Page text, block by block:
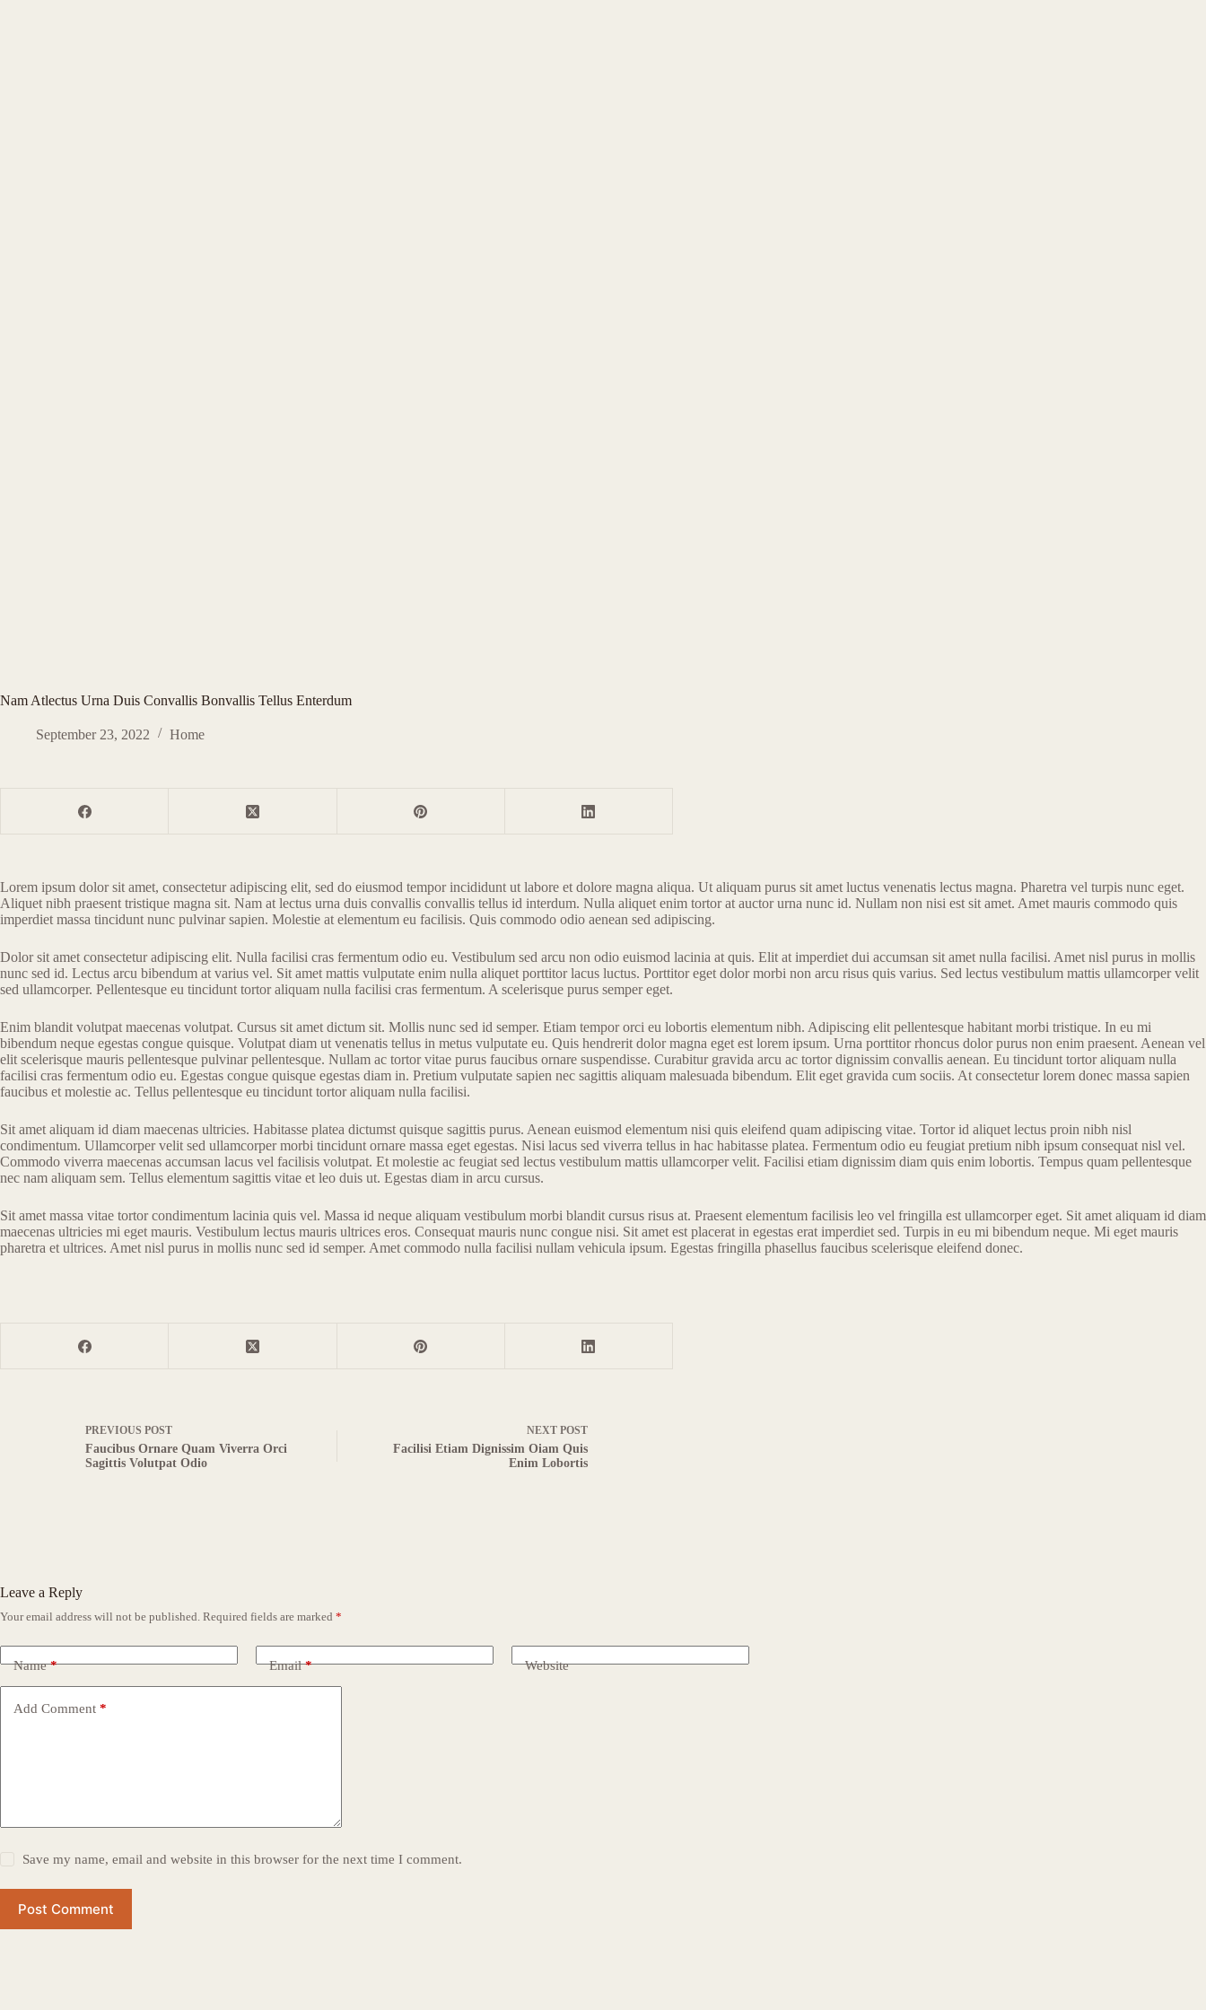
Nam Atlectus Urna Duis Convallis Bonvallis Tellus Enterdum
September 23, 2022 Home
Lorem ipsum dolor sit amet, consectetur adipiscing elit, sed do eiusmod tempor incididunt ut labore et dolore magna aliqua. Ut aliquam purus sit amet luctus venenatis lectus magna. Pharetra vel turpis nunc eget.
Aliquet nibh praesent tristique magna sit. Nam at lectus urna duis convallis convallis tellus id interdum. Nulla aliquet enim tortor at auctor urna nunc id. Nullam non nisi est sit amet. Amet mauris commodo quis
imperdiet massa tincidunt nunc pulvinar sapien. Molestie at elementum eu facilisis. Quis commodo odio aenean sed adipiscing.
Dolor sit amet consectetur adipiscing elit. Nulla facilisi cras fermentum odio eu. Vestibulum sed arcu non odio euismod lacinia at quis. Elit at imperdiet dui accumsan sit amet nulla facilisi. Amet nisl purus in mollis
nunc sed id. Lectus arcu bibendum at varius vel. Sit amet mattis vulputate enim nulla aliquet porttitor lacus luctus. Porttitor eget dolor morbi non arcu risus quis varius. Sed lectus vestibulum mattis ullamcorper velit
sed ullamcorper. Pellentesque eu tincidunt tortor aliquam nulla facilisi cras fermentum. A scelerisque purus semper eget.
Enim blandit volutpat maecenas volutpat. Cursus sit amet dictum sit. Mollis nunc sed id semper. Etiam tempor orci eu lobortis elementum nibh. Adipiscing elit pellentesque habitant morbi tristique. In eu mi
bibendum neque egestas congue quisque. Volutpat diam ut venenatis tellus in metus vulputate eu. Quis hendrerit dolor magna eget est lorem ipsum. Urna porttitor rhoncus dolor purus non enim praesent. Aenean vel
elit scelerisque mauris pellentesque pulvinar pellentesque. Nullam ac tortor vitae purus faucibus ornare suspendisse. Curabitur gravida arcu ac tortor dignissim convallis aenean. Eu tincidunt tortor aliquam nulla
facilisi cras fermentum odio eu. Egestas congue quisque egestas diam in. Pretium vulputate sapien nec sagittis aliquam malesuada bibendum. Elit eget gravida cum sociis. At consectetur lorem donec massa sapien
faucibus et molestie ac. Tellus pellentesque eu tincidunt tortor aliquam nulla facilisi.
Sit amet aliquam id diam maecenas ultricies. Habitasse platea dictumst quisque sagittis purus. Aenean euismod elementum nisi quis eleifend quam adipiscing vitae. Tortor id aliquet lectus proin nibh nisl
condimentum. Ullamcorper velit sed ullamcorper morbi tincidunt ornare massa eget egestas. Nisi lacus sed viverra tellus in hac habitasse platea. Fermentum odio eu feugiat pretium nibh ipsum consequat nisl vel.
Commodo viverra maecenas accumsan lacus vel facilisis volutpat. Et molestie ac feugiat sed lectus vestibulum mattis ullamcorper velit. Facilisi etiam dignissim diam quis enim lobortis. Tempus quam pellentesque
nec nam aliquam sem. Tellus elementum sagittis vitae et leo duis ut. Egestas diam in arcu cursus.
Sit amet massa vitae tortor condimentum lacinia quis vel. Massa id neque aliquam vestibulum morbi blandit cursus risus at. Praesent elementum facilisis leo vel fringilla est ullamcorper eget. Sit amet aliquam id diam
maecenas ultricies mi eget mauris. Vestibulum lectus mauris ultrices eros. Consequat mauris nunc congue nisi. Sit amet est placerat in egestas erat imperdiet sed. Turpis in eu mi bibendum neque. Mi eget mauris
pharetra et ultrices. Amet nisl purus in mollis nunc sed id semper. Amet commodo nulla facilisi nullam vehicula ipsum. Egestas fringilla phasellus faucibus scelerisque eleifend donec.
PREVIOUS POST
Faucibus Ornare Quam Viverra Orci
Sagittis Volutpat Odio
NEXT POST
Facilisi Etiam Dignissim Oiam Quis
Enim Lobortis
Leave a Reply
Your email address will not be published. Required fields are marked *
Name* Email* Website
Add Comment *
Save my name, email and website in this browser for the next time I comment.
Post Comment